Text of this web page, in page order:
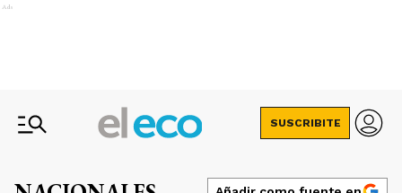
Ads
SUSCRIBITE